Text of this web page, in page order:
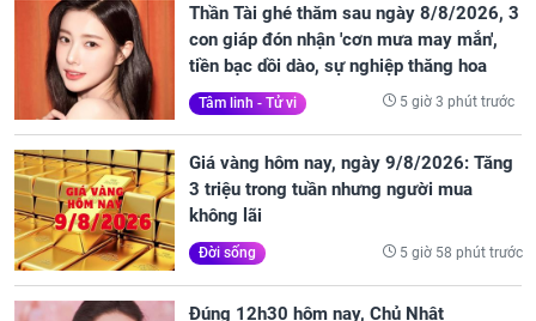
Thần Tài ghé thăm sau ngày 8/8/2026, 3
con giáp đón nhận 'cơn mưa may mắn',
tiền bạc dồi dào, sự nghiệp thăng hoa
Tâm linh - Tử vi 5 giờ 3 phút trước
Giá vàng hôm nay, ngày 9/8/2026: Tăng
3 triệu trong tuần nhưng người mua
không lãi
Đời sống 5 giờ 58 phút trước
Đúng 12h30 hôm nay, Chủ Nhật